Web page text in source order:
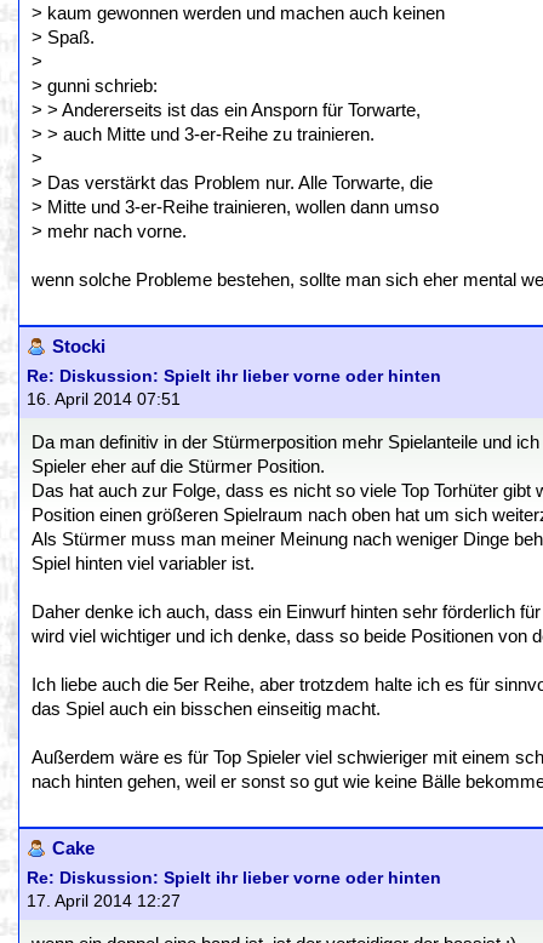
> kaum gewonnen werden und machen auch keinen
> Spaß.
>
> gunni schrieb:
> > Andererseits ist das ein Ansporn für Torwarte,
> > auch Mitte und 3-er-Reihe zu trainieren.
>
> Das verstärkt das Problem nur. Alle Torwarte, die
> Mitte und 3-er-Reihe trainieren, wollen dann umso
> mehr nach vorne.
wenn solche Probleme bestehen, sollte man sich eher mental
Stocki
Re: Diskussion: Spielt ihr lieber vorne oder hinten
16. April 2014 07:51
Da man definitiv in der Stürmerposition mehr Spielanteile und
Spieler eher auf die Stürmer Position.
Das hat auch zur Folge, dass es nicht so viele Top Torhüter
Position einen größeren Spielraum nach oben hat um sich
Als Stürmer muss man meiner Meinung nach weniger Dinge
Spiel hinten viel variabler ist.
Daher denke ich auch, dass ein Einwurf hinten sehr förderlich
wird viel wichtiger und ich denke, dass so beide Positionen von
Ich liebe auch die 5er Reihe, aber trotzdem halte ich es für
das Spiel auch ein bisschen einseitig macht.
Außerdem wäre es für Top Spieler viel schwieriger mit einem
nach hinten gehen, weil er sonst so gut wie keine Bälle
Cake
Re: Diskussion: Spielt ihr lieber vorne oder hinten
17. April 2014 12:27